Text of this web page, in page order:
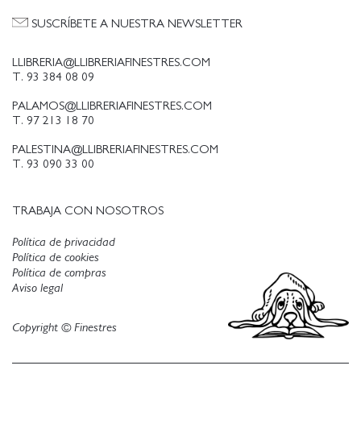
LLIBRERIA@LLIBRERIAFINESTRES.COM
T. 93 384 08 09
PALAMOS@LLIBRERIAFINESTRES.COM
T. 97 213 18 70
PALESTINA@LLIBRERIAFINESTRES.COM
T. 93 090 33 00
TRABAJA CON NOSOTROS
SUSCRÍBETE A NUESTRA NEWSLETTER
Política de privacidad
Política de cookies
Aviso legal
Política de compras
Copyright © Finestres